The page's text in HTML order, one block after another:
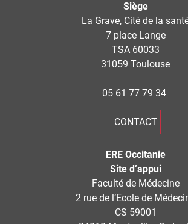
Siège
La Grave, Cité de la
7 place Lange
TSA 60033
31059 Toulouse
05 61 77 79 34
CONTACT
ERE Occitanie
Site d’appui
Faculté de Médecine
2 rue de l’Ecole de
CS 59001